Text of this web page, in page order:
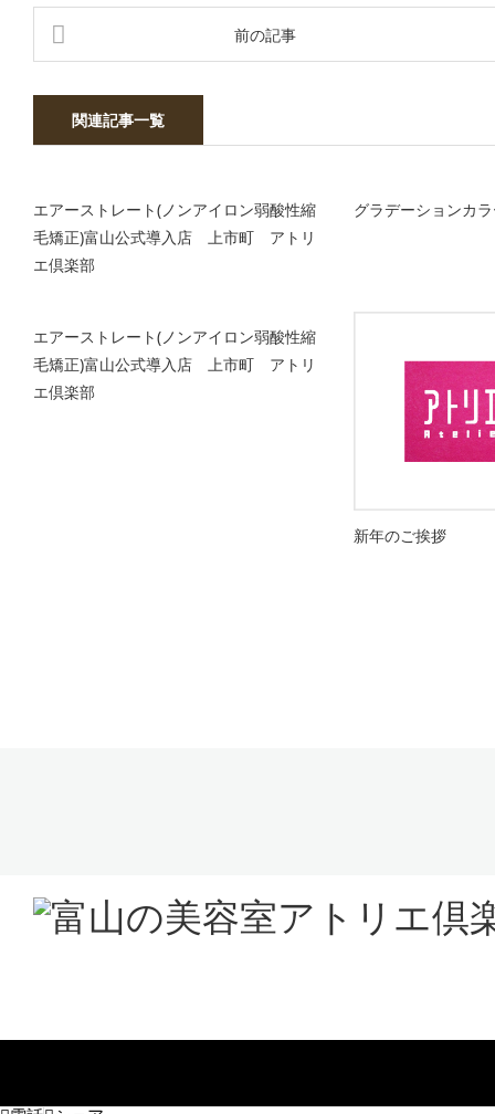
前の記事
関連記事一覧
エアーストレート(ノンアイロン弱酸性縮
毛矯正)富山公式導入店 上市町 アトリ
エ倶楽部
グラデーションカ
エアーストレート(ノンアイロン弱酸性縮
毛矯正)富山公式導入店 上市町 アトリ
エ倶楽部
新年のご挨拶